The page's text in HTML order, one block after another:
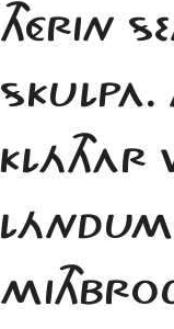
THÉRIN
SKULPA.
LÁNDUM.